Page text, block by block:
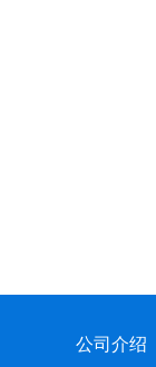
公司介绍